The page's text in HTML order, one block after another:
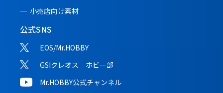
小売店向け素材
公式SNS
EOS/Mr.HOBBY
GSIクレオス ホビー部
Mr.HOBBY公式チャンネル